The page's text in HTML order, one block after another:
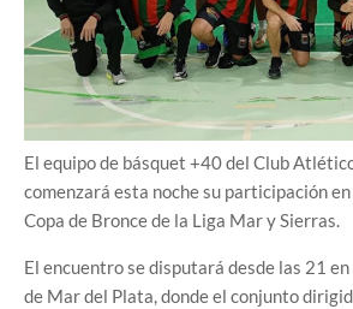
El equipo de básquet +40 del Club
comenzará esta noche su participación
Copa de Bronce de la Liga Mar y Sierras.
El encuentro se disputará desde las 21
de Mar del Plata, donde el conjunto